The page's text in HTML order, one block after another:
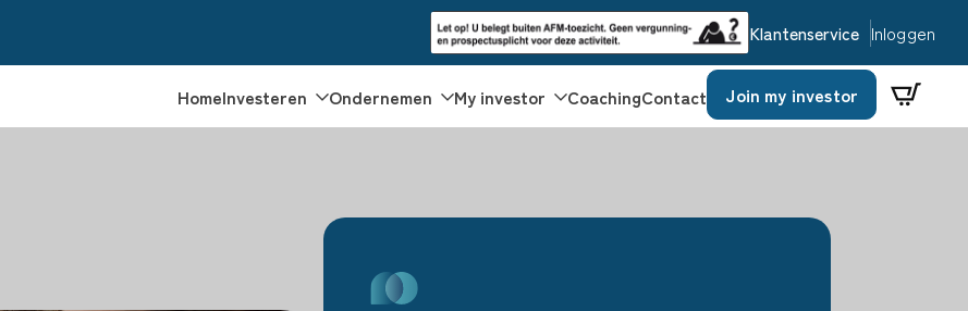
Klantenservice Inloggen
HomeInvesteren Ondernemen My investor CoachingContact Join my investor